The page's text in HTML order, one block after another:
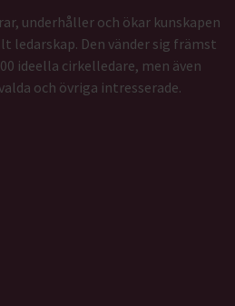
underhåller och ökar kunskapen
ledarskap. Den vänder sig främst
ideella cirkelledare, men även
och övriga intresserade.